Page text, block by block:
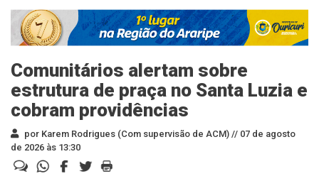
Comunitários alertam sobre
estrutura de praça no Santa Luzia e
cobram providências
por Karem Rodrigues (Com supervisão de ACM) // 07 de agosto
de 2026 às 13:30